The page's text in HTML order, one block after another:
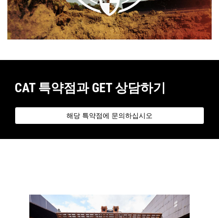
CAT 특약점과 GET 상담하기
해당 특약점에 문의하십시오